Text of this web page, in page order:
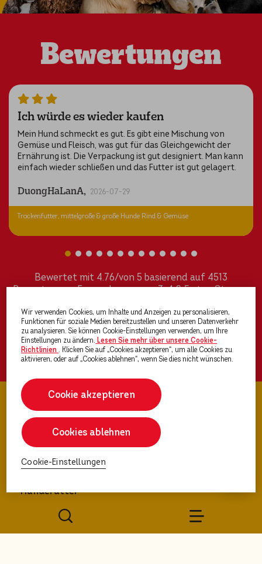
Bewertungen
Ich würde es wieder kaufen
Mein Hund schmeckt es gut. Es gibt eine Mischung von
Gemüse und Fleisch, was gut für das Gleichgewicht der
Ernährung ist. Die Verpackung ist gut designiert. Man kann
einfach wieder schließen und das Futter ist gut gelagert.
DuongHaLanA, 2026-07-29
Trockenfutter, mittelgroße & große Hunde Rind & Gemüse
Bewertet mit 4.76/von 5 basierend auf 4513
Bewertungen. Es werden unsere 3, 4 & 5 star-Sterne-
Entdecke das gesamte Sortiment
Über PEDIGREE®
Hundefutter
Ratgeber Hunde & Welpen
Wir verwenden Cookies, um Inhalte und Anzeigen zu personalisieren,
Funktionen für soziale Medien bereitzustellen und unseren Datenverkehr
zu analysieren. Sie können Cookie-Einstellungen verwenden, um Ihre
Einstellungen zu ändern. Lesen Sie mehr über unsere Cookie-
Richtlinien(opens in a new tab)
. Klicken Sie auf „Cookies akzeptieren“, um alle Cookies zu
aktivieren, oder auf „Cookies ablehnen“, wenn Sie dies nicht wünschen.
Cookie-Einstellungen
Cookies ablehnen
Cookie akzeptieren